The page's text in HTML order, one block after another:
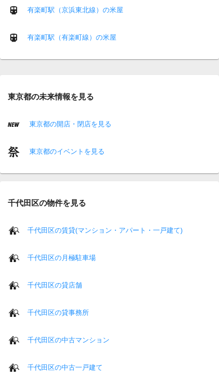
有楽町駅（京浜東北線）の米屋
有楽町駅（有楽町線）の米屋
東京都の未来情報を見る
東京都の開店・閉店を見る
東京都のイベントを見る
千代田区の物件を見る
千代田区の賃貸(マンション・アパート・一戸建て)
千代田区の月極駐車場
千代田区の貸店舗
千代田区の貸事務所
千代田区の中古マンション
千代田区の中古一戸建て